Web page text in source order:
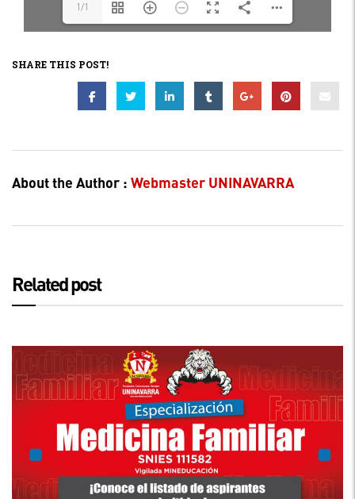
1/1
SHARE THIS POST!
About the Author : Webmaster UNINAVARRA
Related post